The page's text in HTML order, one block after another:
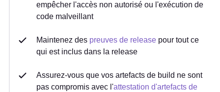
empêcher l'accès non autorisé ou l'exécution de
code malveillant
Maintenez des preuves de release pour tout ce
qui est inclus dans la release
Assurez-vous que vos artefacts de build ne sont
pas compromis avec l'attestation d'artefacts de